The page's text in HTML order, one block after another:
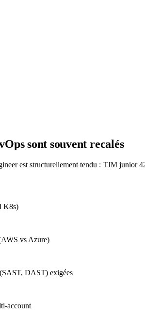
sont souvent recalés
est structurellement tendu : TJM junior
K8s)
vs Azure)
DAST) exigées
account